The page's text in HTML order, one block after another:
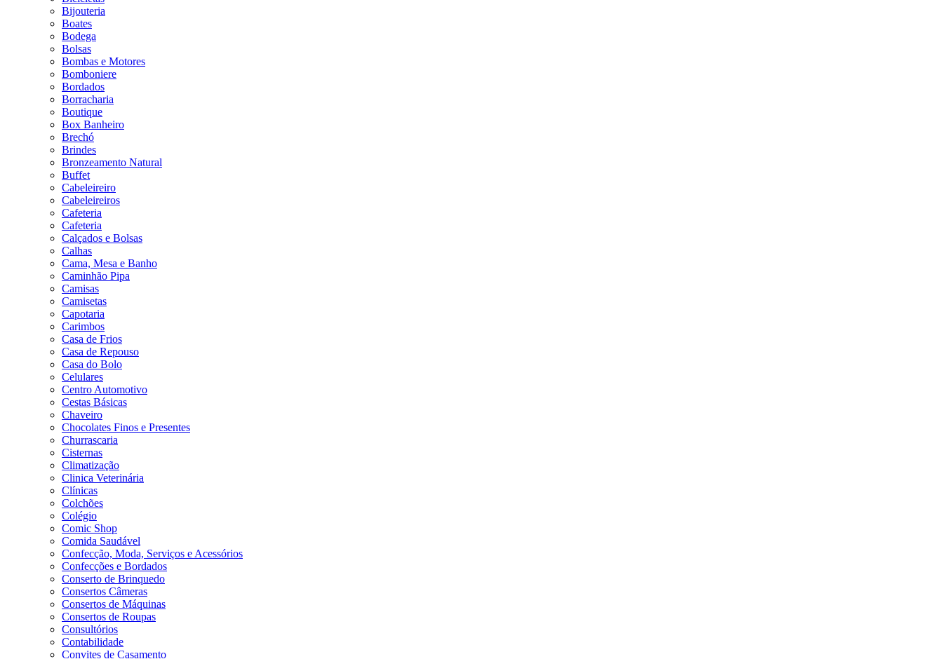
Bijouteria
Boates
Bodega
Bolsas
Bombas e Motores
Bomboniere
Bordados
Borracharia
Boutique
Box Banheiro
Brechó
Brindes
Bronzeamento Natural
Buffet
Cabeleireiro
Cabeleireiros
Cafeteria
Cafeteria
Calçados e Bolsas
Calhas
Cama, Mesa e Banho
Caminhão Pipa
Camisas
Camisetas
Capotaria
Carimbos
Casa de Frios
Casa de Repouso
Casa do Bolo
Celulares
Centro Automotivo
Cestas Básicas
Chaveiro
Chocolates Finos e Presentes
Churrascaria
Cisternas
Climatização
Clinica Veterinária
Clínicas
Colchões
Colégio
Comic Shop
Comida Saudável
Confecção, Moda, Serviços e Acessórios
Confecções e Bordados
Conserto de Brinquedo
Consertos Câmeras
Consertos de Máquinas
Consertos de Roupas
Consultórios
Contabilidade
Convites de Casamento